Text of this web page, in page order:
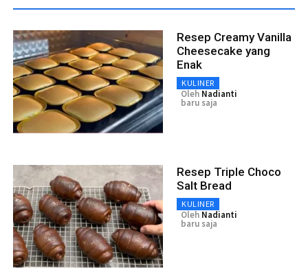
Resep Creamy Vanilla
Cheesecake yang
Enak
KULINER
Oleh Nadianti
baru saja
Resep Triple Choco
Salt Bread
KULINER
Oleh Nadianti
baru saja